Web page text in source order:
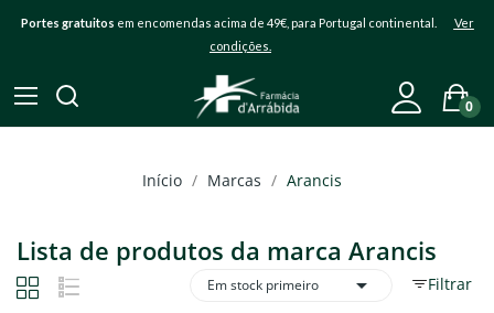
Portes gratuitos em encomendas acima de 49€, para Portugal continental. Ver
condições.
0
Início Marcas Arancis
Lista de produtos da marca Arancis
Filtrar
Em stock primeiro 